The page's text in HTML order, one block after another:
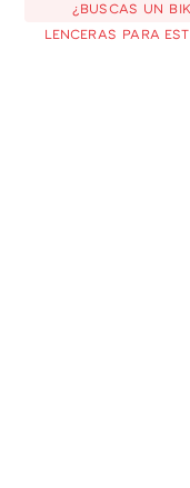
¿BUSCAS UN
LENCERAS PARA